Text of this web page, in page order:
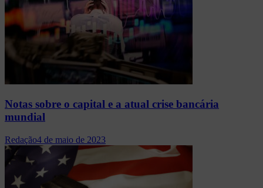
Notas sobre o capital e a atual crise bancária
mundial
Redação4 de maio de 2023